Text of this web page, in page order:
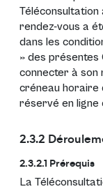
Téléconsultation
rendez-vous a
dans les
» des présentes
connecter à son
créneau horaire
réservé en ligne
2.3.2
2.3.2.1 Prérequis
La